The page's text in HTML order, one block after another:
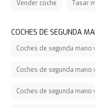
Vender coche Tasar
COCHES DE SEGUNDA
Coches de segunda
Coches de segunda mano
Coches de segunda mano